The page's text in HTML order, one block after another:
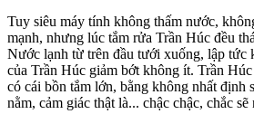
Tuy siêu máy tính không thấm nước,
mạnh, nhưng lúc tắm rửa Trần Húc đều
Nước lạnh từ trên đầu tưới xuống, lập tức
của Trần Húc giảm bớt không ít. Trần
có cái bồn tắm lớn, bằng không nhất định
nằm, cảm giác thật là... chậc chậc, chắc